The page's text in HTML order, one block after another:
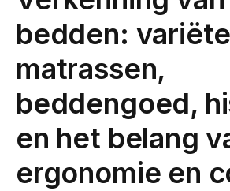
bedden:
matrassen,
beddengoed,
en het belang
ergonomie en